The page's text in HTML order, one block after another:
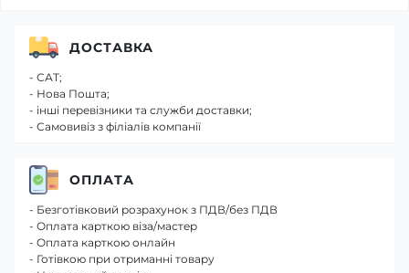
ДОСТАВКА
- САТ;
- Нова Пошта;
- інші перевізники та служби доставки;
- Самовивіз з філіалів компанії
ОПЛАТА
- Безготівковий розрахунок з ПДВ/без ПДВ
- Оплата карткою віза/мастер
- Оплата карткою онлайн
- Готівкою при отриманні товару